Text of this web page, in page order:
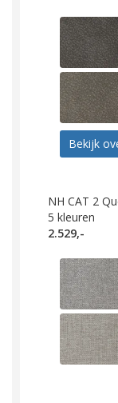
Bekijk
NH CAT 2
5 kleuren
2.529,-